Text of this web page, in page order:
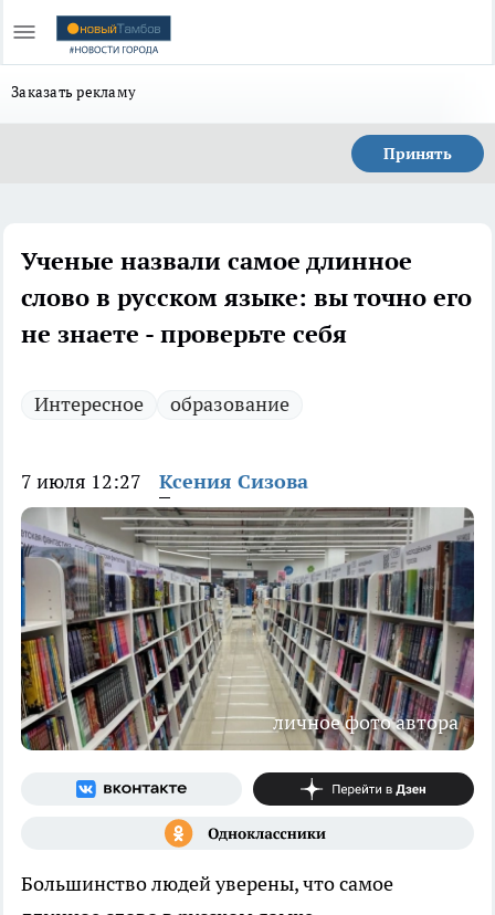
Заказать рекламу
Принять
Ученые назвали самое длинное
слово в русском языке: вы точно его
не знаете - проверьте себя
Интересное образование
7 июля 12:27 Ксения Сизова
личное фото автора
Большинство людей уверены, что самое